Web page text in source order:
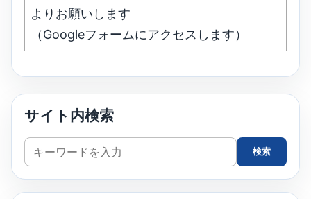
よりお願いします
（Googleフォームにアクセスします）
サイト内検索
サ
イ
ト
検索